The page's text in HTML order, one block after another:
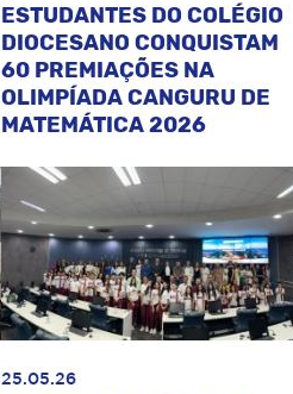
ESTUDANTES DO COLÉGIO
DIOCESANO CONQUISTAM
60 PREMIAÇÕES NA
OLIMPÍADA CANGURU DE
MATEMÁTICA 2026
25.05.26